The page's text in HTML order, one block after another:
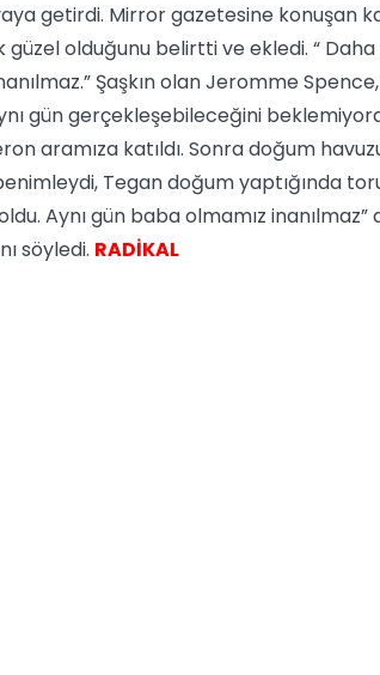
getirdi. Mirror gazetesine konuşan
olduğunu belirtti ve ekledi. “
Şaşkın olan Jeromme
gün gerçekleşebileceğini
aramıza katıldı. Sonra doğum
Tegan doğum yaptığında
Aynı gün baba olmamız inanılmaz”
söyledi. RADİKAL